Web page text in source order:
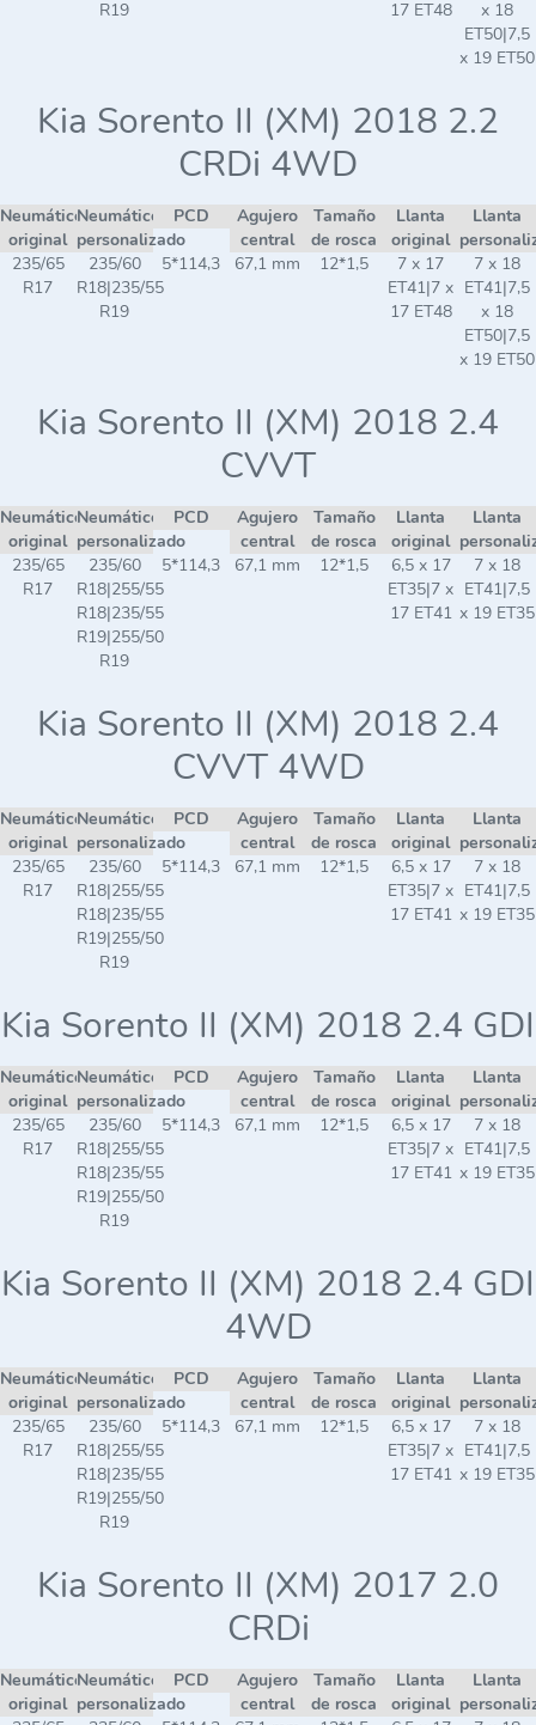
R19 17 ET48
x 18
ET50|7,5
x 19 ET50
Kia Sorento II (XM) 2018 2.2
CRDi 4WD
Neumático
original
Neumático
personalizado
PCD
Agujero
central
Tamaño
de rosca
Llanta
original
Llanta
235/65
R17
235/60
R18|235/55
R19
5*114,3 67,1 mm 12*1,5
7 x 17
ET41|7 x
17 ET48
7 x 18
ET41|7,5
x 18
ET50|7,5
x 19 ET50
Kia Sorento II (XM) 2018 2.4
CVVT
Neumático
original
Neumático
personalizado
PCD
Agujero
central
Tamaño
de rosca
Llanta
original
Llanta
235/65
R17
235/60
R18|255/55
R18|235/55
R19|255/50
R19
5*114,3 67,1 mm 12*1,5
6,5 x 17
ET35|7 x
17 ET41
7 x 18
ET41|7,5
x 19 ET35
Kia Sorento II (XM) 2018 2.4
CVVT 4WD
Neumático
original
Neumático
personalizado
PCD
Agujero
central
Tamaño
de rosca
Llanta
original
Llanta
235/65
R17
235/60
R18|255/55
R18|235/55
R19|255/50
R19
5*114,3 67,1 mm 12*1,5
6,5 x 17
ET35|7 x
17 ET41
7 x 18
ET41|7,5
x 19 ET35
Kia Sorento II (XM) 2018 2.4 GDI
Neumático
original
Neumático
personalizado
PCD
Agujero
central
Tamaño
de rosca
Llanta
original
Llanta
235/65
R17
235/60
R18|255/55
R18|235/55
R19|255/50
R19
5*114,3 67,1 mm 12*1,5
6,5 x 17
ET35|7 x
17 ET41
7 x 18
ET41|7,5
x 19 ET35
Kia Sorento II (XM) 2018 2.4 GDI
4WD
Neumático
original
Neumático
personalizado
PCD
Agujero
central
Tamaño
de rosca
Llanta
original
Llanta
235/65
R17
235/60
R18|255/55
R18|235/55
R19|255/50
R19
5*114,3 67,1 mm 12*1,5
6,5 x 17
ET35|7 x
17 ET41
7 x 18
ET41|7,5
x 19 ET35
Kia Sorento II (XM) 2017 2.0
CRDi
Neumático
original
Neumático
personalizado
PCD
Agujero
central
Tamaño
de rosca
Llanta
original
Llanta